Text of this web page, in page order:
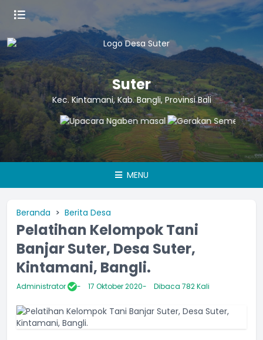
Suter
Kec. Kintamani, Kab. Bangli, Provinsi Bali
MENU
Beranda Berita Desa
Pelatihan Kelompok Tani
Banjar Suter, Desa Suter,
Kintamani, Bangli.
Administrator 17 Oktober 2020 Dibaca 782 Kali